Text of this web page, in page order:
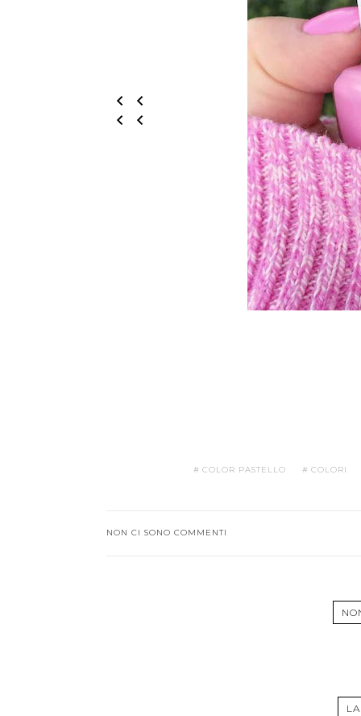
COLOR PASTELLO COLORI
NON CI SONO COMMENTI